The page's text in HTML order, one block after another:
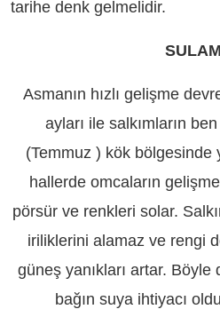
tarihe denk gelmelidir.
Asmanın hızlı gelişme
ayları ile salkımların
(Temmuz ) kök bölgesinde
hallerde omcaların
pörsür ve renkleri solar.
iriliklerini alamaz ve rengi
güneş yanıkları artar. Böyle
bağın suya ihtiyacı